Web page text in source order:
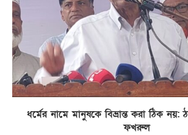
ধর্মের নামে মানুষকে বিভ্রান্ত করা ঠিক নয়:
ফখরুল